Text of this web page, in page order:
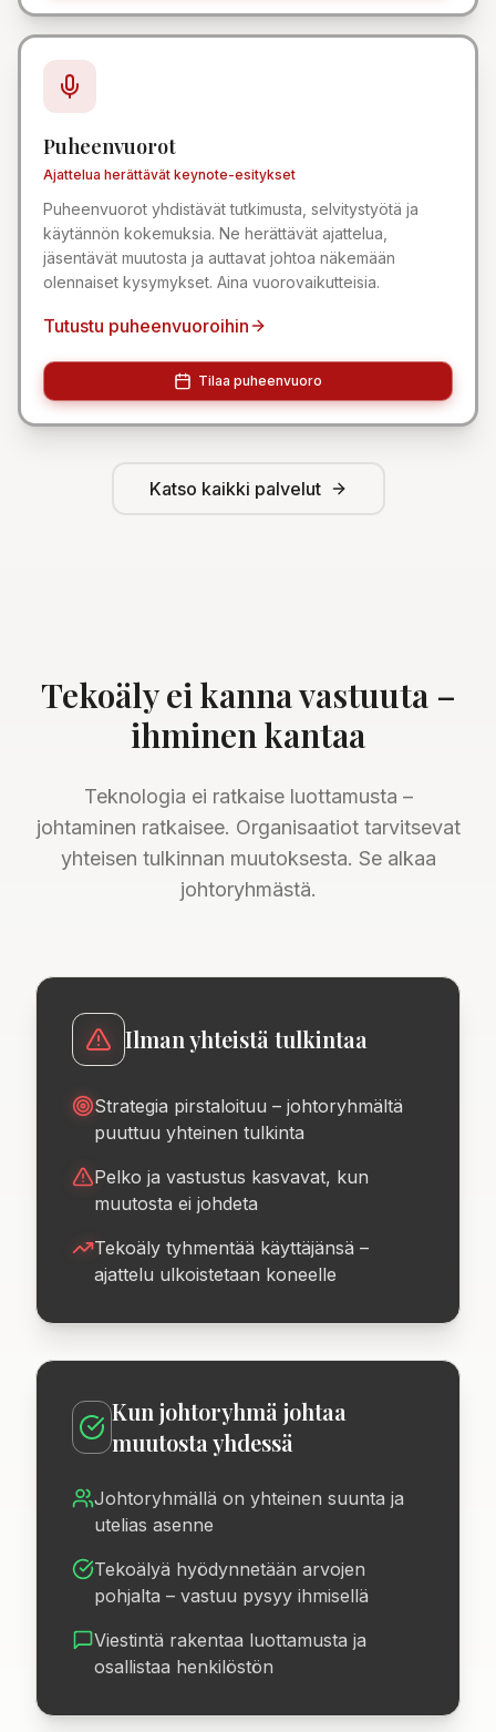
Puheenvuorot
Ajattelua herättävät keynote-esitykset
Puheenvuorot yhdistävät tutkimusta, selvitystyötä ja
käytännön kokemuksia. Ne herättävät ajattelua,
jäsentävät muutosta ja auttavat johtoa näkemään
olennaiset kysymykset. Aina vuorovaikutteisia.
Tutustu puheenvuoroihin
Tilaa puheenvuoro
Katso kaikki palvelut
Tekoäly ei kanna vastuuta –
ihminen kantaa
Teknologia ei ratkaise luottamusta –
johtaminen ratkaisee. Organisaatiot tarvitsevat
yhteisen tulkinnan muutoksesta. Se alkaa
johtoryhmästä.
Ilman yhteistä tulkintaa
Strategia pirstaloituu – johtoryhmältä
puuttuu yhteinen tulkinta
Pelko ja vastustus kasvavat, kun
muutosta ei johdeta
Tekoäly tyhmentää käyttäjänsä –
ajattelu ulkoistetaan koneelle
Kun johtoryhmä johtaa
muutosta yhdessä
Johtoryhmällä on yhteinen suunta ja
utelias asenne
Tekoälyä hyödynnetään arvojen
pohjalta – vastuu pysyy ihmisellä
Viestintä rakentaa luottamusta ja
osallistaa henkilöstön